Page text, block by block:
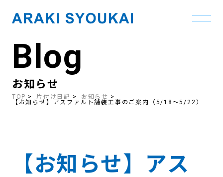
contentBlog
お知らせ
TOP 片付け日記 お知らせ
【お知らせ】アスファルト舗装工事のご案内（5/18〜5/22）
【お知らせ】アス